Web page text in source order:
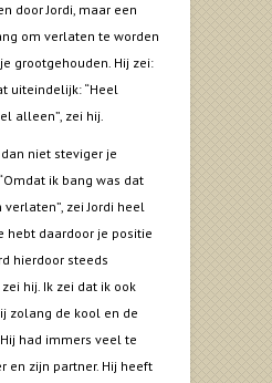
door Jordi, maar een
om verlaten te worden
grootgehouden. Hij zei:
uiteindelijk: “Heel
alleen”, zei hij.
niet steviger je
ik bang was dat
zei Jordi heel
hebt daardoor je positie
hierdoor steeds
zei hij. Ik zei dat ik ook
zolang de kool en de
had immers veel te
en zijn partner. Hij heeft